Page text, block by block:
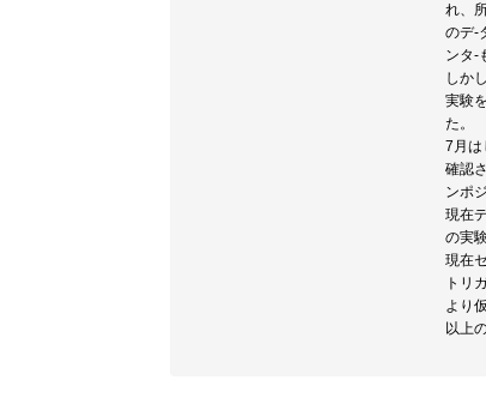
れ、
のデ-
ンタ-
しか
実験
た。
7月は
確認
ンポ
現在
の実
現在
トリ
より
以上